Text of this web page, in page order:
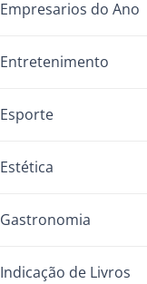
Empresarios do Ano
Entretenimento
Esporte
Estética
Gastronomia
Indicação de Livros